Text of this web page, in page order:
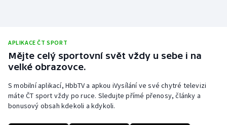
Ragby
Rychlobruslení
Rychlostní kanoistika
APLIKACE ČT SPORT
Mějte celý sportovní svět vždy u sebe i na
velké obrazovce.
S mobilní aplikací, HbbTV a apkou iVysílání ve své chytré televizi
máte ČT sport vždy po ruce. Sledujte přímé přenosy, články a
bonusový obsah kdekoli a kdykoli.